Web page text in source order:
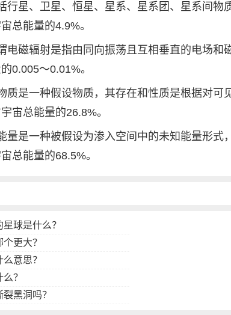
星、卫星、恒星、星系、星系团、星系间物
总能量的4.9%。
磁辐射是指由同向振荡且互相垂直的电场和
0.005～0.01%。
是一种假设物质，其存在和性质是根据对可
宙总能量的26.8%。
是一种被假设为渗入空间中的未知能量形式
总能量的68.5%。
球是什么？
更大？
意思？
？
黑洞吗？